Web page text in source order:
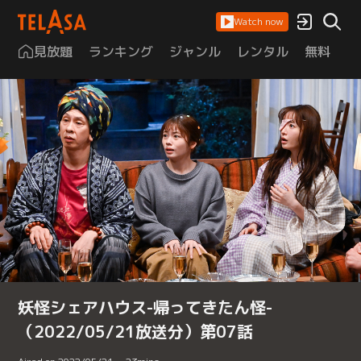
Watch now
見放題 ランキング ジャンル レンタル 無料
妖怪シェアハウス-帰ってきたん怪-
（2022/05/21放送分）第07話